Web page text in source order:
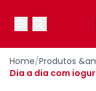
Open main
Open
Home/Produtos
Dia a dia com